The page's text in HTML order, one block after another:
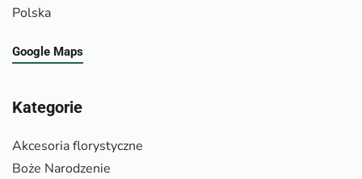
Polska
Google Maps
Kategorie
Akcesoria florystyczne
Boże Narodzenie